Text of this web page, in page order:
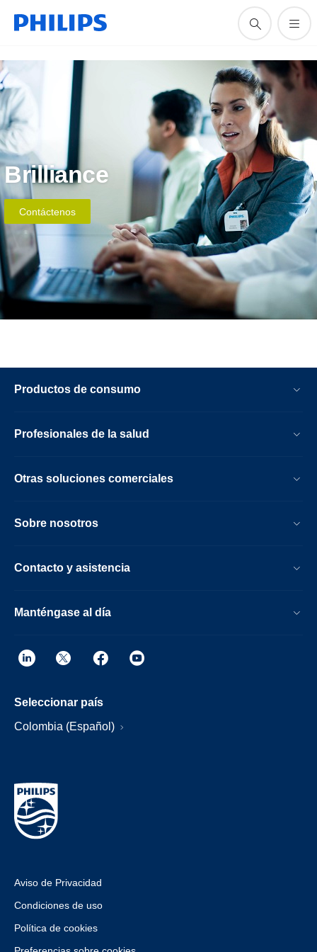
Brilliance
Contáctenos
Productos de consumo
Profesionales de la salud
Otras soluciones comerciales
Sobre nosotros
Contacto y asistencia
Manténgase al día
Seleccionar país
Colombia (Español)
Aviso de Privacidad
Condiciones de uso
Política de cookies